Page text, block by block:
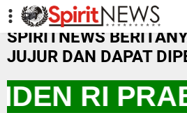
-->
SPIRITNEWS
JUJUR DAN DAPAT
RI